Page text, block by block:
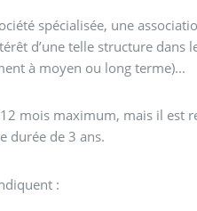
spécialisée, une
d’une telle structure dans
à moyen ou long terme)...
mois maximum, mais il est
durée de 3 ans.
: